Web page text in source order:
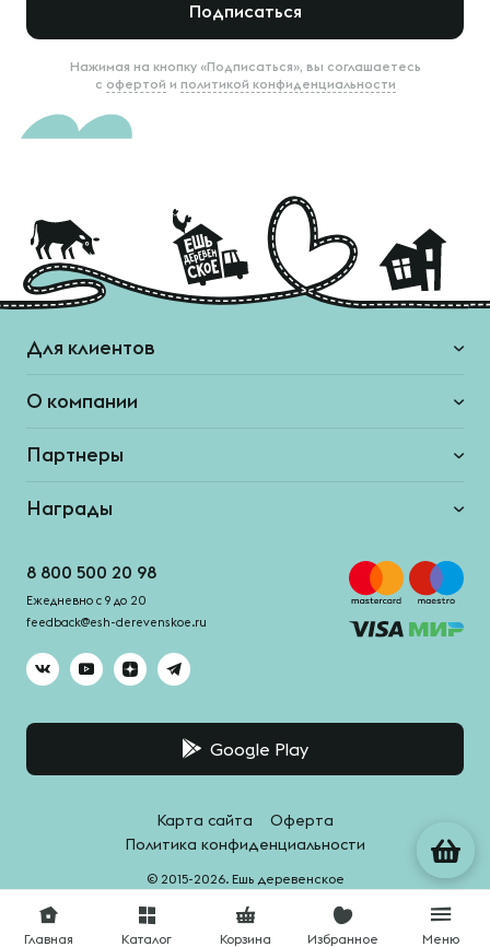
Главная Каталог Корзина Избранное Меню
Подписаться
Нажимая на кнопку «Подписаться», вы соглашаетесь
с офертой и политикой конфиденциальности
Для клиентов
О компании
Партнеры
Награды
8 800 500 20 98
Ежедневно с 9 до 20
feedback@esh-derevenskoe.ru
Google Play
© 2015-2026. Ешь деревенское
Карта сайта
Оферта
Политика конфиденциальности
Система качества - HACCPro